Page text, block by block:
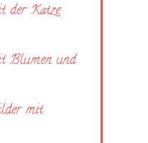
der Katze
Blumen und
mit